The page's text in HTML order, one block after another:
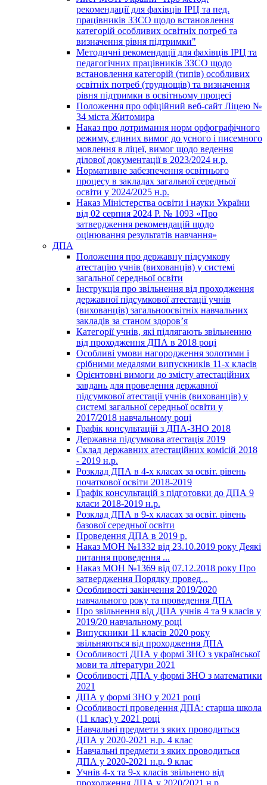
рекомендації для фахівців ІРЦ та пед.
працівників ЗЗСО щодо встановлення
категорій особливих освітніх потреб та
визначення рівня підтримки"
Методичні рекомендації для фахівців ІРЦ та
педагогічних працівників ЗЗСО щодо
встановлення категорій (типів) особливих
освітніх потреб (труднощів) та визначення
рівня підтримки в освітньому процесі
Положення про офіційний веб-сайт Ліцею №
34 міста Житомира
Наказ про дотримання норм орфографічного
режиму, єдиних вимог до усного і писемного
мовлення в ліцеї, вимог щодо ведення
ділової документації в 2023/2024 н.р.
Нормативне забезпечення освітнього
процесу в закладах загальної середньої
освіти у 2024/2025 н.р.
Наказ Міністерства освіти і науки України
від 02 серпня 2024 Р. № 1093 «Про
затвердження рекомендацій щодо
оцінювання результатів навчання»
ДПА
Положення про державну підсумкову
атестацію учнів (вихованців) у системі
загальної середньої освіти
Інструкція про звільнення від проходження
державної підсумкової атестації учнів
(вихованців) загальноосвітніх навчальних
закладів за станом здоров’я
Категорії учнів, які підлягають звільненню
від проходження ДПА в 2018 році
Особливі умови нагородження золотими і
срібними медалями випускників 11-х класів
Орієнтовні вимоги до змісту атестаційних
завдань для проведення державної
підсумкової атестації учнів (вихованців) у
системі загальної середньої освіти у
2017/2018 навчальному році
Графік консультацій з ДПА-ЗНО 2018
Державна підсумкова атестація 2019
Склад державних атестаційних комісій 2018
- 2019 н.р.
Розклад ДПА в 4-х класах за освіт. рівень
початкової освіти 2018-2019
Графік консультацій з підготовки до ДПА 9
класи 2018-2019 н.р.
Розклад ДПА в 9-х класах за освіт. рівень
базової середньої освіти
Проведення ДПА в 2019 р.
Наказ МОН №1332 від 23.10.2019 року Деякі
питання проведення ...
Наказ МОН №1369 від 07.12.2018 року Про
затвердження Порядку провед...
Особливості закінчення 2019/2020
навчального року та проведення ДПА
Про звільнення від ДПА учнів 4 та 9 класів у
2019/20 навчальному році
Випускники 11 класів 2020 року
звільняються від проходження ДПА
Особливості ДПА у формі ЗНО з української
мови та літератури 2021
Особливості ДПА у формі ЗНО з математики
2021
ДПА у формі ЗНО у 2021 році
Особливості проведення ДПА: старша школа
(11 клас) у 2021 році
Навчальні предмети з яких проводиться
ДПА у 2020-2021 н.р. 4 клас
Навчальні предмети з яких проводиться
ДПА у 2020-2021 н.р. 9 клас
Учнів 4-х та 9-х класів звільнено від